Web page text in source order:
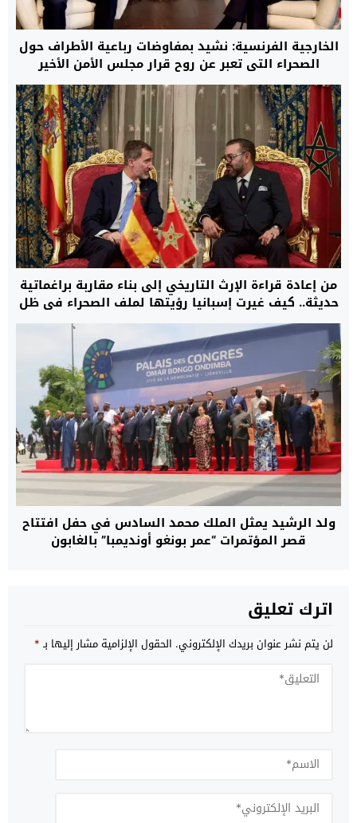
الخارجية الفرنسية: نشيد بمفاوضات رباعية الأطراف حول
الصحراء التي تعبر عن روح قرار مجلس الأمن الأخير
من إعادة قراءة الإرث التاريخي إلى بناء مقاربة براغماتية
حديثة.. كيف غيرت إسبانيا رؤيتها لملف الصحراء في ظل
متطلبات الاستقرار في غرب المتوسط؟
ولد الرشيد يمثل الملك محمد السادس في حفل افتتاح
قصر المؤتمرات “عمر بونغو أونديمبا” بالغابون
اترك تعليق
لن يتم نشر عنوان بريدك الإلكتروني. الحقول الإلزامية مشار إليها بـ*